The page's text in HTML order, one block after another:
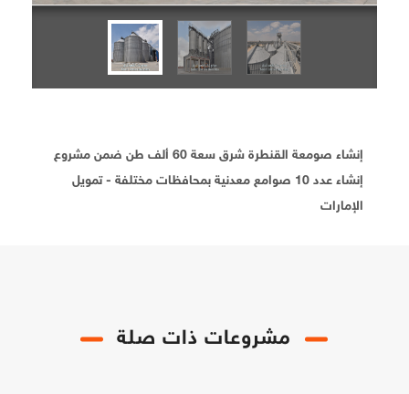
إنشاء صومعة القنطرة شرق سعة 60 ألف طن ضمن مشروع
إنشاء عدد 10 صوامع معدنية بمحافظات مختلفة - تمويل
الإمارات
مشروعات ذات صلة